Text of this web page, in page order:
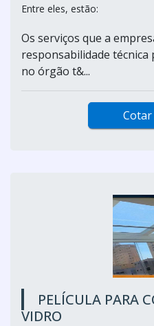
Entre eles, estão:
Os serviços que a
responsabilidade
no órgão t&...
PELÍCULA PARA
VIDRO